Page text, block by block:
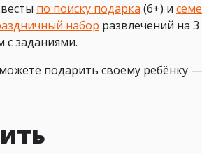
по поиску подарка (6+) и
набор развлечений на
с заданиями.
подарить своему ребёнку